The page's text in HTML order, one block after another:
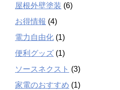
屋根外壁塗装 (6)
お得情報 (4)
電力自由化 (1)
便利グッズ (1)
ソースネクスト (3)
家電のおすすめ (1)